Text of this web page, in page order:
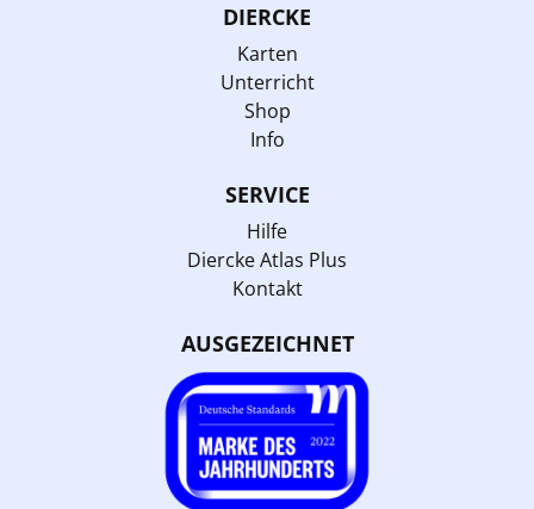
DIERCKE
Karten
Unterricht
Shop
Info
SERVICE
Hilfe
Diercke Atlas Plus
Kontakt
AUSGEZEICHNET